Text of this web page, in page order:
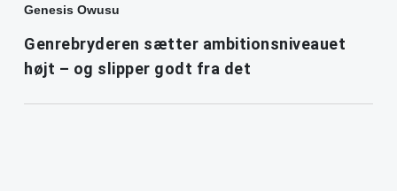
Genesis Owusu
Genrebryderen sætter ambitionsniveauet
højt – og slipper godt fra det